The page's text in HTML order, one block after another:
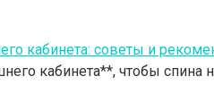
кабинета: советы и
кабинета**, чтобы спина